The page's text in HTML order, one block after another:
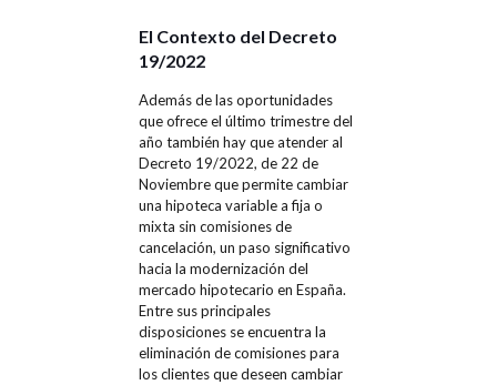
El Contexto del Decreto
19/2022
Además de las oportunidades
que ofrece el último trimestre del
año también hay que atender al
Decreto 19/2022, de 22 de
Noviembre que permite cambiar
una hipoteca variable a fija o
mixta sin comisiones de
cancelación, un paso significativo
hacia la modernización del
mercado hipotecario en España.
Entre sus principales
disposiciones se encuentra la
eliminación de comisiones para
los clientes que deseen cambiar